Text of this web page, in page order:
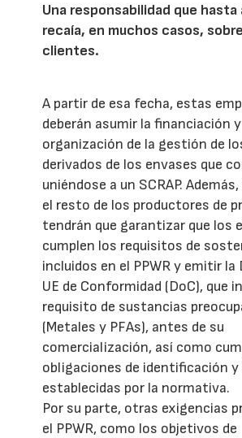
Una responsabilidad que hasta
recaía, en muchos casos,
clientes.
A partir de esa fecha, estas
deberán asumir la financiación y
organización de la gestión de
derivados de los envases que
uniéndose a un SCRAP.
el resto de los productores de
tendrán que garantizar que los
cumplen los requisitos de
incluidos en el PPWR y emitir la
UE de Conformidad (DoC), que
requisito de sustancias
(Metales y PFAs), antes de su
comercialización, así como
obligaciones de identificación
establecidas por la normativa.
Por su parte, otras exigencias
el PPWR, como los objetivos de